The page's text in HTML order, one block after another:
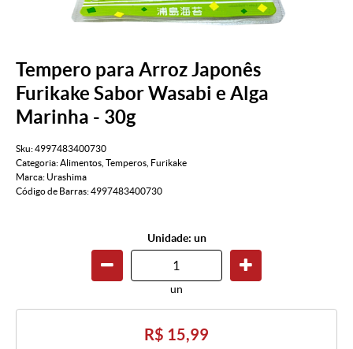
Tempero para Arroz Japonês
Furikake Sabor Wasabi e Alga
Marinha - 30g
Sku:4997483400730
Categoria:Alimentos Temperos Furikake
Marca: Urashima
Código de Barras:4997483400730
Unidade: un
un
R$ 15,99